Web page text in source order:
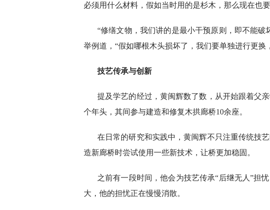
必须用什么材料，假如当时用的是杉木，那么现在也
“修缮文物，我们讲的是最小干预原则，即不能破
举例道，“假如哪根木头损坏了，我们要单独进行更换
技艺传承与创新
提及学艺的经过，黄闽辉数了数，从开始跟着父
个年头，其间参与建造和修复木拱廊桥10余座。
在日常的研究和实践中，黄闽辉不只注重传统技
造新廊桥时尝试使用一些新技术，让桥更加稳固。
之前有一段时间，他会为技艺传承“后继无人”担
大，他的担忧正在慢慢消散。